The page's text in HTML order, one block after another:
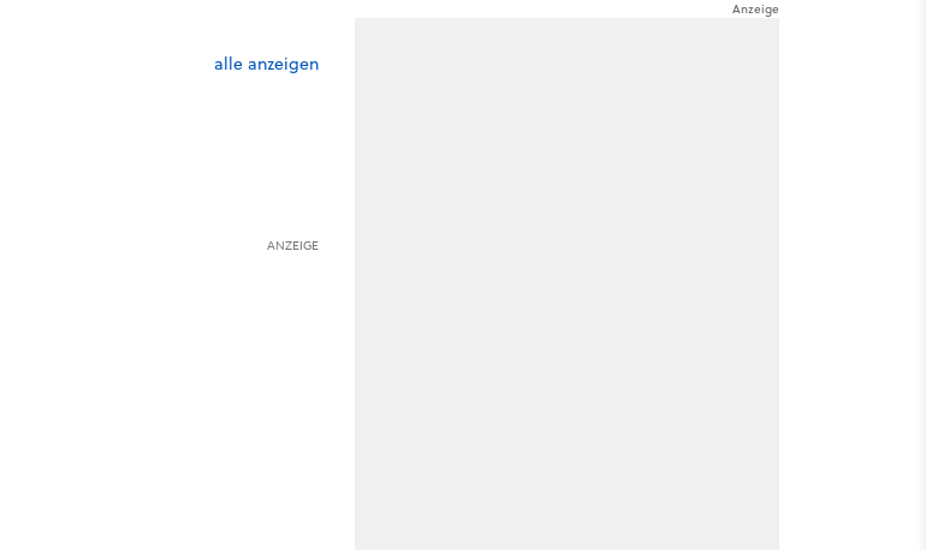
alle anzeigen
ANZEIGE